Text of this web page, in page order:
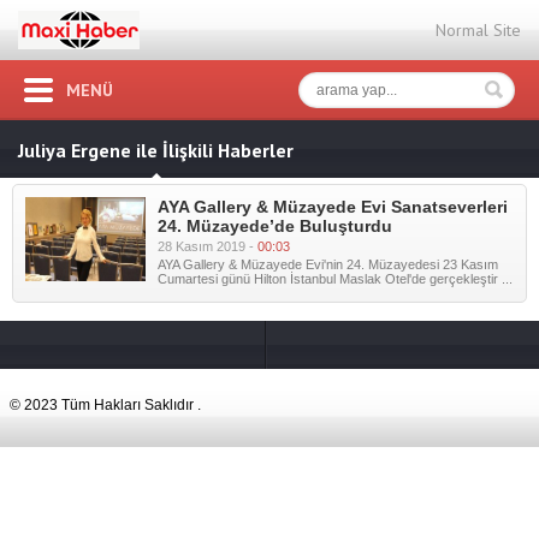
Normal Site
MENÜ
Juliya Ergene ile İlişkili Haberler
AYA Gallery & Müzayede Evi Sanatseverleri
24. Müzayede’de Buluşturdu
28 Kasım 2019 - 00:03
AYA Gallery & Müzayede Evi'nin 24. Müzayedesi 23 Kasım
Cumartesi günü Hilton İstanbul Maslak Otel'de gerçekleştir ...
© 2023 Tüm Hakları Saklıdır .